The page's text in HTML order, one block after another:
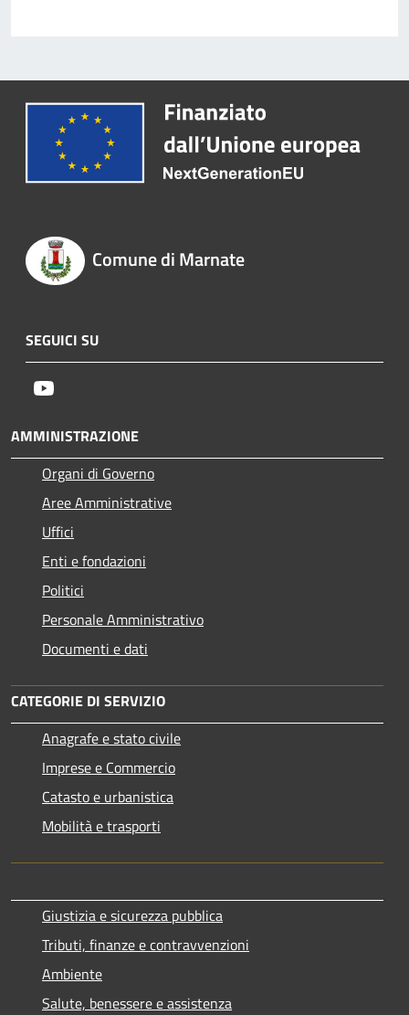
Comune di Marnate
SEGUICI SU
AMMINISTRAZIONE
Organi di Governo
Aree Amministrative
Uffici
Enti e fondazioni
Politici
Personale Amministrativo
Documenti e dati
CATEGORIE DI SERVIZIO
Anagrafe e stato civile
Imprese e Commercio
Catasto e urbanistica
Mobilità e trasporti
Giustizia e sicurezza pubblica
Tributi, finanze e contravvenzioni
Ambiente
Salute, benessere e assistenza